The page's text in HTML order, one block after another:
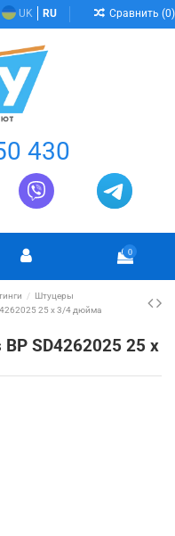
UK RU Сравнить (0)
430
0
Штуцеры
25 х 3/4 дюйма
SD4262025 25 х